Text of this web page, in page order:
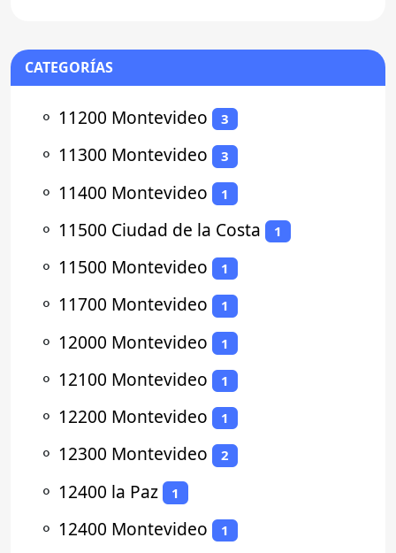
CATEGORÍAS
⚬ 11200 Montevideo 3
⚬ 11300 Montevideo 3
⚬ 11400 Montevideo 1
⚬ 11500 Ciudad de la Costa 1
⚬ 11500 Montevideo 1
⚬ 11700 Montevideo 1
⚬ 12000 Montevideo 1
⚬ 12100 Montevideo 1
⚬ 12200 Montevideo 1
⚬ 12300 Montevideo 2
⚬ 12400 la Paz 1
⚬ 12400 Montevideo 1